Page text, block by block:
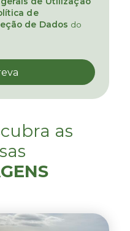
de
de Dados do
as